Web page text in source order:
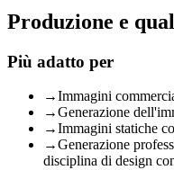
Produzione e
Più adatto per
→Immagini
→Generazione
→Immagini statiche
→Generazione
disciplina di design